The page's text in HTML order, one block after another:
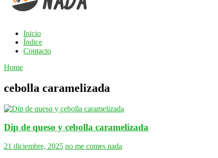
Inicio
Índice
Contacto
Home
cebolla caramelizada
Dip de queso y cebolla caramelizada
21 diciembre, 2025 no me comes nada